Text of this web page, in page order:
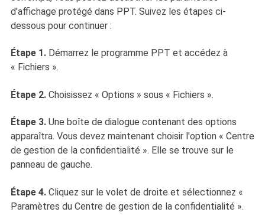
d'affichage protégé dans PPT. Suivez les étapes ci-
dessous pour continuer :
Étape 1.Démarrez le programme PPT et accédez à
« Fichiers ».
Étape 2.Choisissez « Options » sous « Fichiers ».
Étape 3.Une boîte de dialogue contenant des options
apparaîtra. Vous devez maintenant choisir l'option « Centre
de gestion de la confidentialité ». Elle se trouve sur le
panneau de gauche.
Étape 4.Cliquez sur le volet de droite et sélectionnez «
Paramètres du Centre de gestion de la confidentialité ».